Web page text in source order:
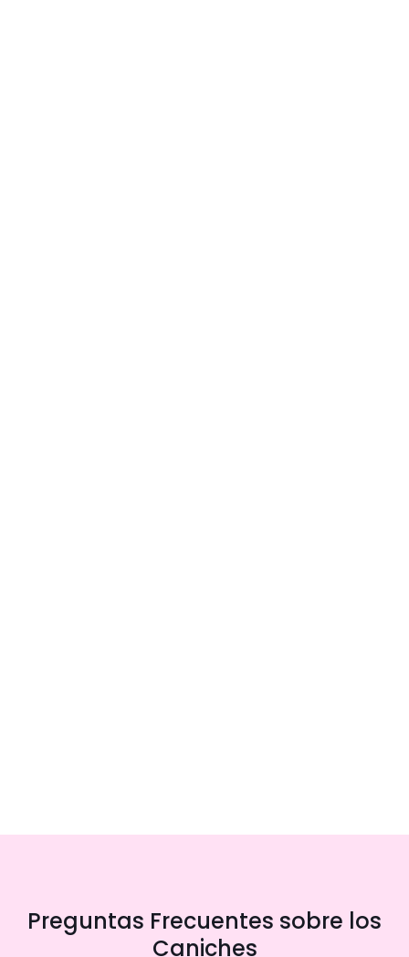
Preguntas Frecuentes sobre los
Caniches